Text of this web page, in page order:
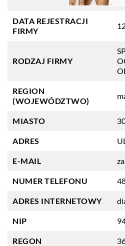
DATA REJESTRACJI
FIRMY
RODZAJ FIRMY
REGION
(WOJEWÓDZTWO)
MIASTO
ADRES
E-MAIL
NUMER TELEFONU
ADRES INTERNETOWY
NIP
REGON